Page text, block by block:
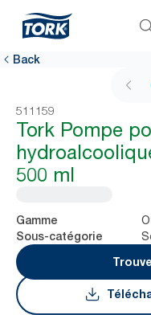
Back
511159
Tork Pompe
500 ml
Gamme
Sous-catégorie